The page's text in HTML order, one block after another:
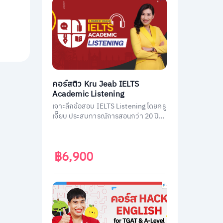
คอร์สติว Kru Jeab IELTS
Academic Listening
เจาะลึกข้อสอบ IELTS Listening โดยครู
เจี๊ยบ ประสบการณ์การสอนกว่า 20 ปี
฿6,900